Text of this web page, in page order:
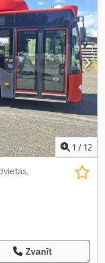
mm, Aprīkojums:
ar invaliditāti,
,
1 / 12
Zvanīt